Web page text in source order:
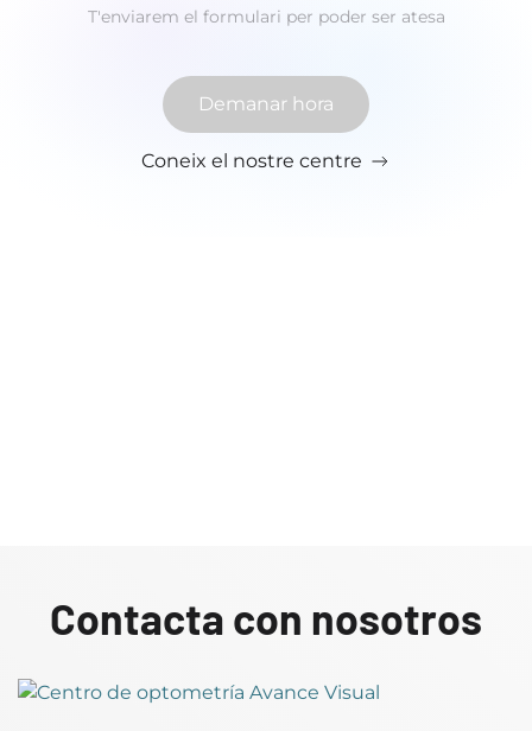
T'enviarem el formulari per poder ser atesa
Demanar hora
Coneix el nostre centre
Contacta con nosotros